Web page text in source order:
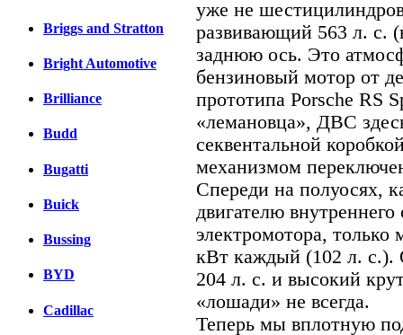
Briggs and Stratton
Bright Automotive
Brilliance
Budd
Bugatti
Buick
Bussing
BYD
Cadillac
уже не
развивающий 563 л. с.
заднюю ось. Это
бензиновый мотор от
прототипа Porsche RS
«лемановца», ДВС
секвентальной
механизмом
Спереди на полуосях,
двигателю
электромотора,
кВт каждый (102 л. с.).
204 л. с. и высокий
«лошади» не всегда.
Теперь мы вплотную